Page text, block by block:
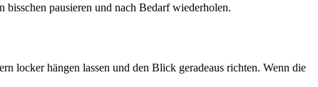
pausieren und nach Bedarf wiederholen.
locker hängen lassen und den Blick geradeaus richten. Wenn die